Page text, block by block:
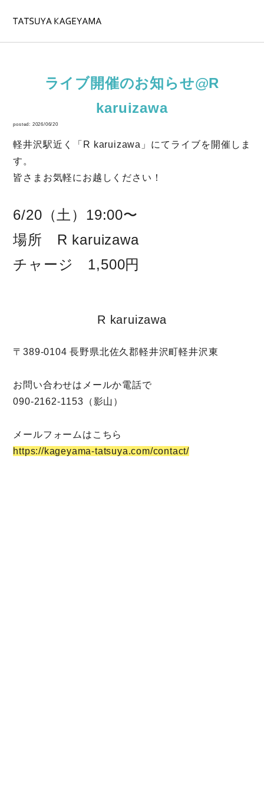
ライブ開催のお知らせ@R
karuizawa
posted: 2026/06/20
軽井沢駅近く「 R karuizawa 」にてライブを開催しま
す。
皆さまお気軽にお越しください！
6/20（土） 19:00〜
場所 R karuizawa
チャージ 1,500円
R karuizawa
〒389-0104 長野県北佐久郡軽井沢町軽井沢東
お問い合わせはメールか電話で
090-2162-1153（影山）
メールフォームはこちら
https://kageyama-tatsuya.com/contact/